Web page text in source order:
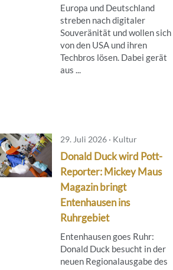
Europa und Deutschland
streben nach digitaler
Souveränität und wollen sich
von den USA und ihren
Techbros lösen. Dabei gerät
aus ...
29. Juli 2026 · Kultur
Donald Duck wird Pott-
Reporter: Mickey Maus
Magazin bringt
Entenhausen ins
Ruhrgebiet
Entenhausen goes Ruhr:
Donald Duck besucht in der
neuen Regionalausgabe des